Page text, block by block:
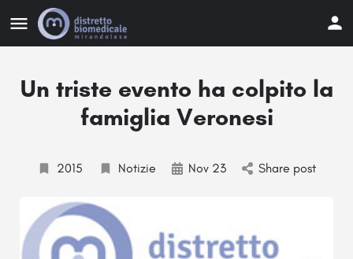
Un triste evento ha colpito la
famiglia Veronesi
2015 Notizie Nov 23 Share post